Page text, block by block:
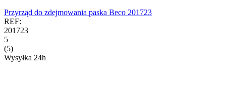
Przyrząd do zdejmowania paska Beco 201723
REF:
201723
5
(5)
Wysyłka 24h